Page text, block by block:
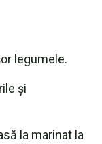
legumele.
și
la marinat la